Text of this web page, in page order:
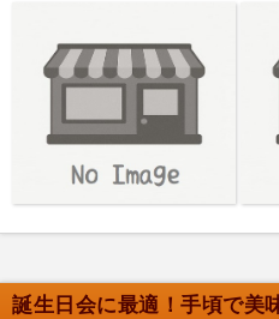
誕生日会に最適！手頃で美